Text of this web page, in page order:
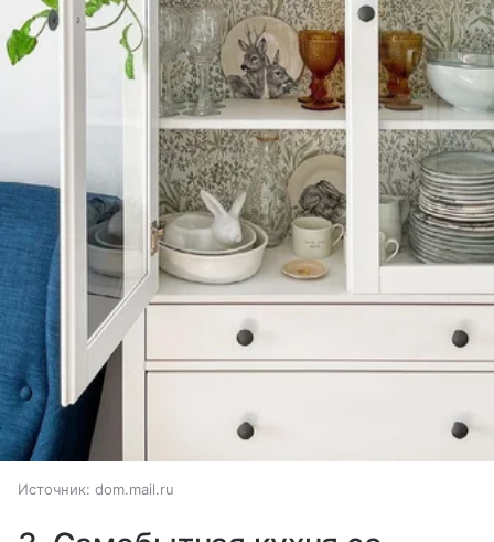
Источник: dom.mail.ru